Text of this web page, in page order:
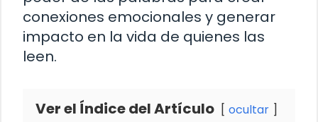
conexiones emocionales y generar
impacto en la vida de quienes las
leen.
Ver el Índice del Artículo ocultar